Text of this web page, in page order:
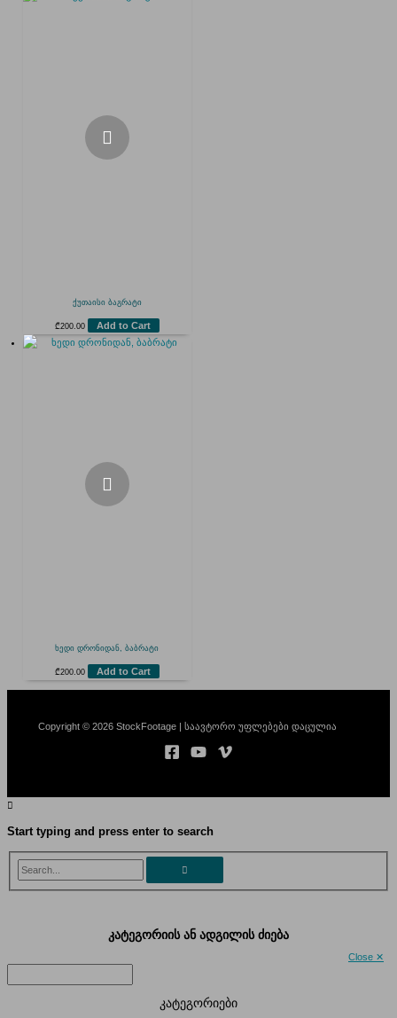
ქუთაისი ბაგრატი
₾200.00 Add to Cart
ხედი დრონიდან, ბაბრატი
₾200.00 Add to Cart
Copyright © 2026 StockFootage | საავტორო უფლებები დაცულია
Start typing and press enter to search
Search...
Close ✕
კატეგორიის ან ადგილის ძიება
კატეგორიები